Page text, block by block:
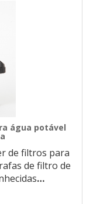
água potável
de filtros para
de filtro de
…